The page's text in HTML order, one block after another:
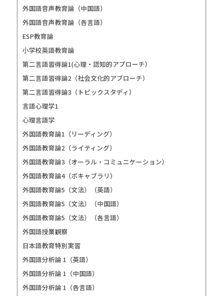
外国語音声教育論（中国語）
外国語音声教育論（各言語）
ESP教育論
小学校英語教育論
第二言語習得論1(心理・認知的アプローチ）
第二言語習得論2（社会文化的アプローチ）
第二言語習得論3（トピックスタディ）
言語心理学1
心理言語学
外国語教育論1（リーディング）
外国語教育論2（ライティング）
外国語教育論3（オーラル・コミュニケーション）
外国語教育論4（ボキャブラリ）
外国語教育論5（文法）（英語）
外国語教育論5（文法）（中国語）
外国語教育論5（文法）（各言語）
外国語授業観察
日本語教育特別実習
外国語分析論 1（英語）
外国語分析論 1（中国語）
外国語分析論 1（各言語）